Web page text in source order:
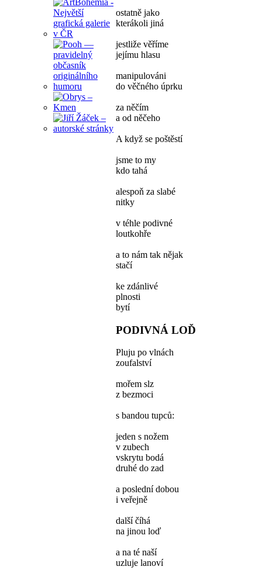
ostatně jako
kterákoli jiná
jestliže věříme
jejímu hlasu
manipulováni
do věčného úprku
za něčím
a od něčeho
A když se poštěstí
jsme to my
kdo tahá
alespoň za slabé
nitky
v téhle podivné
loutkohře
a to nám tak nějak
stačí
ke zdánlivé
plnosti
bytí
PODIVNÁ LOĎ
Pluju po vlnách
zoufalství
mořem slz
z bezmoci
s bandou tupců:
jeden s nožem
v zubech
vskrytu bodá
druhé do zad
a poslední dobou
i veřejně
další číhá
na jinou loď
a na té naší
uzluje lanoví